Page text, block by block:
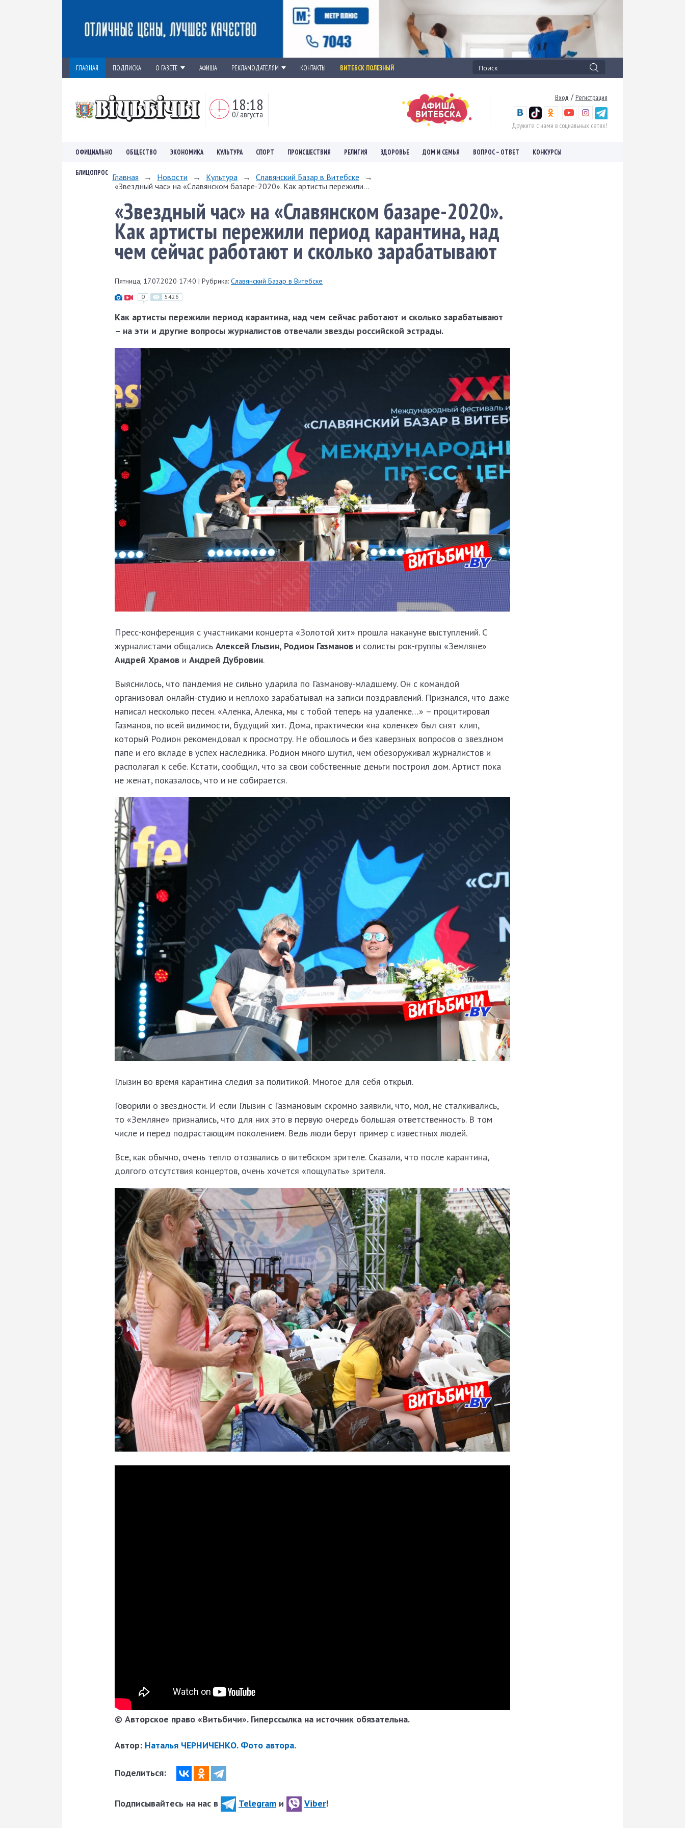
ГЛАВНАЯ ПОДПИСКА О ГАЗЕТЕ АФИША РЕКЛАМОДАТЕЛЯМ КОНТАКТЫ ВИТЕБСК ПОЛЕЗНЫЙ
18:18
07 августа
Вход / Регистрация
Дружите с нами в социальных сетях!
ОФИЦИАЛЬНО ОБЩЕСТВО ЭКОНОМИКА КУЛЬТУРА СПОРТ ПРОИСШЕСТВИЯ РЕЛИГИЯ ЗДОРОВЬЕ ДОМ И СЕМЬЯ ВОПРОС – ОТВЕТ КОНКУРСЫ
БЛИЦОПРОС Главная → Новости → Культура → Славянский Базар в Витебске
→
«Звездный час» на «Славянском базаре-2020». Как артисты пережили...
«Звездный час» на «Славянском базаре-2020».
Как артисты пережили период карантина, над
чем сейчас работают и сколько зарабатывают
Пятница, 17.07.2020 17:40 | Рубрика: Славянский Базар в Витебске
0 5426
Как артисты пережили период карантина, над чем сейчас работают и сколько зарабатывают
– на эти и другие вопросы журналистов отвечали звезды российской эстрады.
Пресс-конференция с участниками концерта «Золотой хит» прошла накануне выступлений. С
журналистами общались Алексей Глызин, Родион Газманов и солисты рок-группы «Земляне»
Андрей Храмов и Андрей Дубровин.
Выяснилось, что пандемия не сильно ударила по Газманову-младшему. Он с командой
организовал онлайн-студию и неплохо зарабатывал на записи поздравлений. Признался, что даже
написал несколько песен. «Аленка, Аленка, мы с тобой теперь на удаленке…» – процитировал
Газманов, по всей видимости, будущий хит. Дома, практически «на коленке» был снят клип,
который Родион рекомендовал к просмотру. Не обошлось и без каверзных вопросов о звездном
папе и его вкладе в успех наследника. Родион много шутил, чем обезоруживал журналистов и
располагал к себе. Кстати, сообщил, что за свои собственные деньги построил дом. Артист пока
не женат, показалось, что и не собирается.
Глызин во время карантина следил за политикой. Многое для себя открыл.
Говорили о звездности. И если Глызин с Газмановым скромно заявили, что, мол, не сталкивались,
то «Земляне» признались, что для них это в первую очередь большая ответственность. В том
числе и перед подрастающим поколением. Ведь люди берут пример с известных людей.
Все, как обычно, очень тепло отозвались о витебском зрителе. Сказали, что после карантина,
долгого отсутствия концертов, очень хочется «пощупать» зрителя.
© Авторское право «Витьбичи». Гиперссылка на источник обязательна.
Автор: Наталья ЧЕРНИЧЕНКО. Фото автора.
Поделиться:
Подписывайтесь на нас в Telegram и Viber!